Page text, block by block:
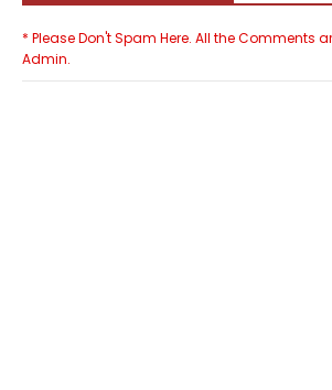
* Please Don't Spam Here. All the Comments
Admin.